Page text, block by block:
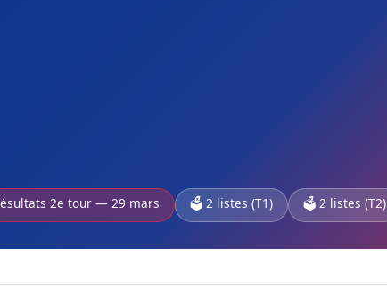
2e tour — 29 mars 🗳️ 2 listes (T1) 🗳️ 2 listes (T2)